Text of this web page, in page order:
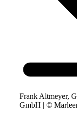
Frank Altmeyer,
GmbH | ©